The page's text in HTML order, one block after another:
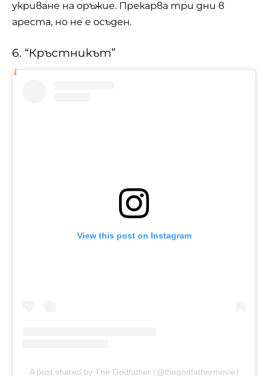
укриване на оръжие. Прекарва три дни в
ареста, но не е осъден.
6. “Кръстникът”
View this post on Instagram
A post shared by The Godfather (@thegodfathermovie)